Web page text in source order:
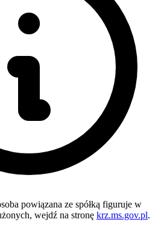
powiązana ze spółką figuruje w
wejdź na stronę krz.ms.gov.pl.